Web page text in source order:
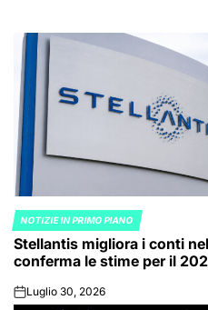
POSTED
IN
NOTIZIE IN PRIMO PIANO
Stellantis migliora i conti
conferma le stime per il
onLuglio 30, 2026